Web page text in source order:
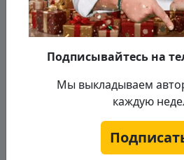
Подписывайтесь на
Мы выкладываем
каждую